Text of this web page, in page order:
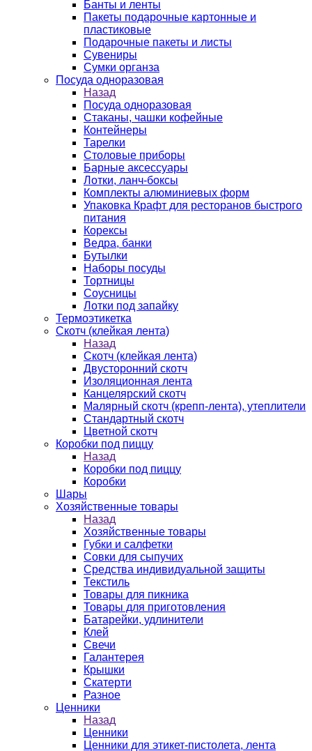
Банты и ленты
Пакеты подарочные картонные и
пластиковые
Подарочные пакеты и листы
Сувениры
Сумки органза
Посуда одноразовая
Назад
Посуда одноразовая
Стаканы, чашки кофейные
Контейнеры
Тарелки
Столовые приборы
Барные аксессуары
Лотки, ланч-боксы
Комплекты алюминиевых форм
Упаковка Крафт для ресторанов быстрого
питания
Корексы
Ведра, банки
Бутылки
Наборы посуды
Тортницы
Соусницы
Лотки под запайку
Термоэтикетка
Скотч (клейкая лента)
Назад
Скотч (клейкая лента)
Двусторонний скотч
Изоляционная лента
Канцелярский скотч
Малярный скотч (крепп-лента), утеплители
Стандартный скотч
Цветной скотч
Коробки под пиццу
Назад
Коробки под пиццу
Коробки
Шары
Хозяйственные товары
Назад
Хозяйственные товары
Губки и салфетки
Совки для сыпучих
Средства индивидуальной защиты
Текстиль
Товары для пикника
Товары для приготовления
Батарейки, удлинители
Клей
Свечи
Галантерея
Крышки
Скатерти
Разное
Ценники
Назад
Ценники
Ценники для этикет-пистолета, лента